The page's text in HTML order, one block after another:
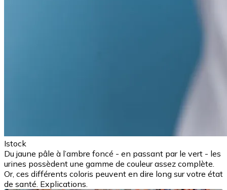
Istock
Du jaune pâle à l’ambre foncé - en passant par le vert - les
urines possèdent une gamme de couleur assez complète.
Or, ces différents coloris peuvent en dire long sur votre état
de santé. Explications.